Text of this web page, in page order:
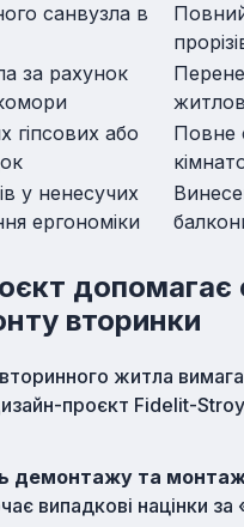
санвузла в
за рахунок
гіпсових або
Повне
у ненесучих
ергономіки
допомагає
вторинки
житла
проєкт Fidelit-
демонтажу та
випадкові націнки